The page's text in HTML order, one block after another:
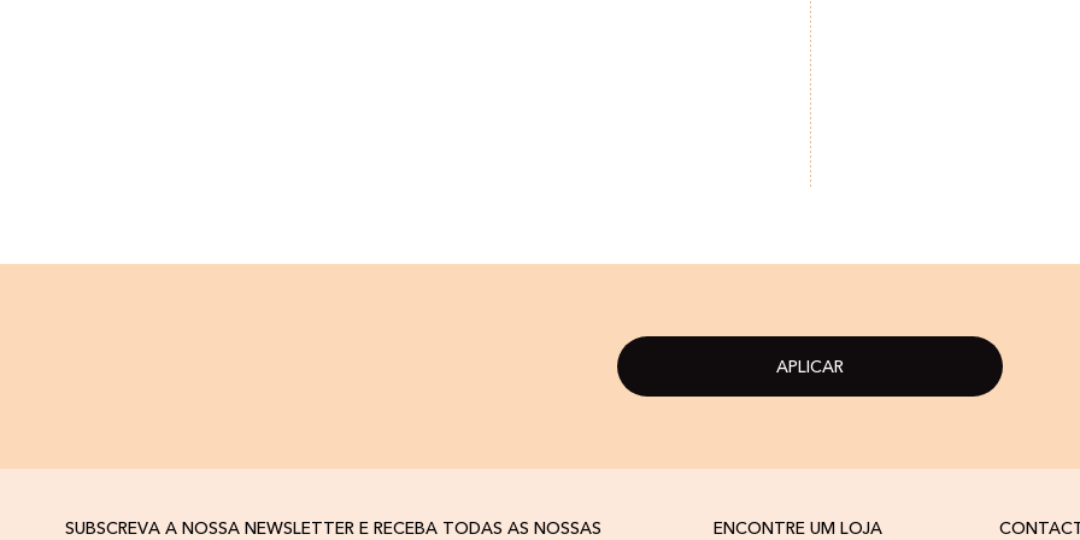
APLICAR
SUBSCREVA A NOSSA NEWSLETTER E RECEBA TODAS AS NOSSAS ENCONTRE UM LOJA